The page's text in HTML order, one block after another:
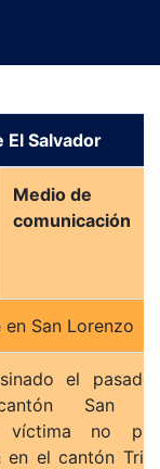
Salvador
Medio de
comunicación
San Lorenzo
el
San
víctima no
en el cantón